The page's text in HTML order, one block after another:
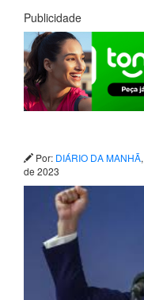
Publicidade
Por: DIÁRIO DA MANHÃ,
de 2023